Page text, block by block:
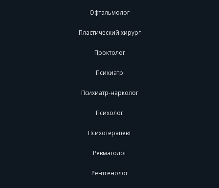
Офтальмолог
Пластический хирург
Проктолог
Психиатр
Психиатр-нарколог
Психолог
Психотерапевт
Ревматолог
Рентгенолог